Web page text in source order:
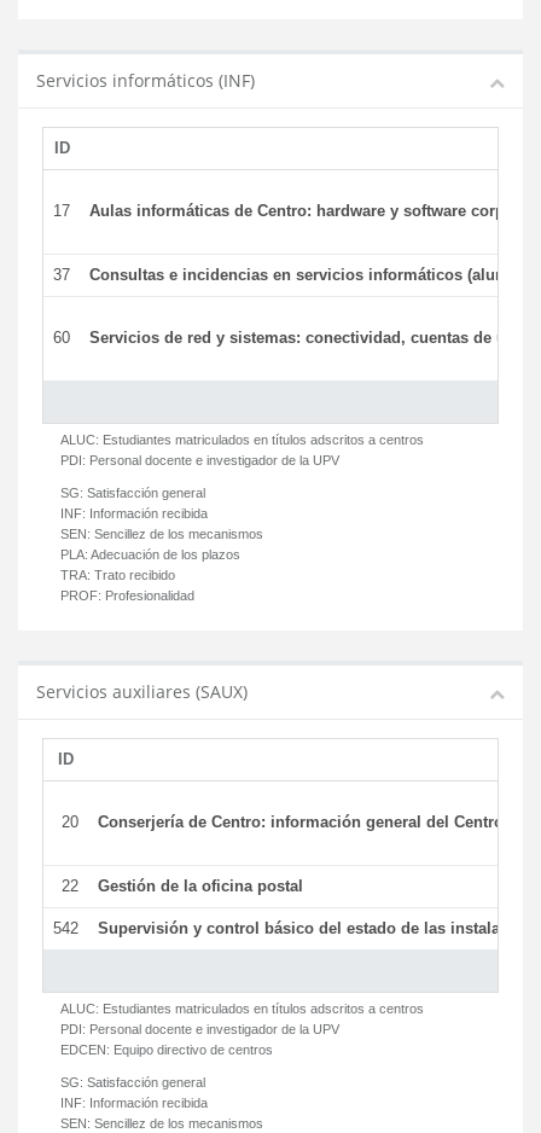
Servicios informáticos (INF)
ID
17 Aulas informáticas de Centro: hardware y software
37 Consultas e incidencias en servicios informáticos (alumnos)
60 Servicios de red y sistemas: conectividad, cuentas de
ALUC: Estudiantes matriculados en títulos adscritos a centros
PDI: Personal docente e investigador de la UPV
SG: Satisfacción general
INF: Información recibida
SEN: Sencillez de los mecanismos
PLA: Adecuación de los plazos
TRA: Trato recibido
PROF: Profesionalidad
Servicios auxiliares (SAUX)
ID
20 Conserjería de Centro: información general del Centro y
22 Gestión de la oficina postal
542 Supervisión y control básico del estado de las
ALUC: Estudiantes matriculados en títulos adscritos a centros
PDI: Personal docente e investigador de la UPV
EDCEN: Equipo directivo de centros
SG: Satisfacción general
INF: Información recibida
SEN: Sencillez de los mecanismos